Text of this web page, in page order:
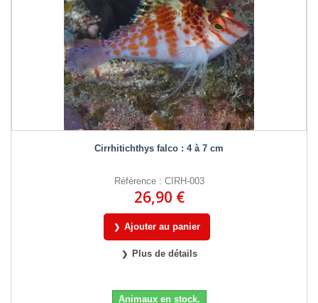
Cirrhitichthys falco : 4 à 7 cm
Référence : CIRH-003
26,90 €
Ajouter au panier
Plus de détails
Animaux en stock.